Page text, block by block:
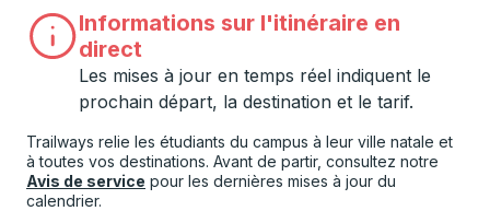
Informations sur l'itinéraire en
direct
Les mises à jour en temps réel indiquent le
prochain départ, la destination et le tarif.
Trailways relie les étudiants du campus à leur ville natale et
à toutes vos destinations. Avant de partir, consultez notre
Avis de service pour les dernières mises à jour du
calendrier.